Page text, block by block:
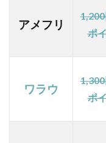
メリ
ルー
アメフリ
ポ
ワラウ
ポ